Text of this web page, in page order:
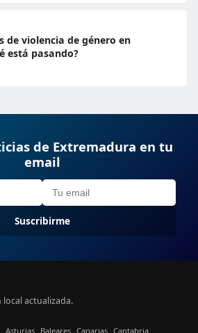
de violencia de género en
está pasando?
de Extremadura en tu
email
Suscribirme
actualizada.
Asturias Baleares Canarias Cantabria